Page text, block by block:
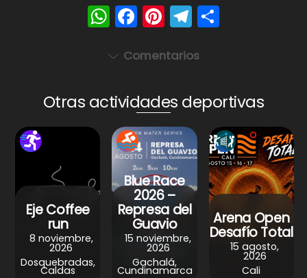
W
h
a
A
p
p
F
a
c
b
o
o
k
Pi
nt
er
st
T
el
e
a
m
Comentarios
Otras actividades deportivas
Eje Coffee
run
8 noviembre,
2026
Dosquebradas,
Caldas
Blue Race
2026 –
Represa del
Guavio
15 noviembre,
2026
Gachalá,
Cundinamarca
Arena Open
Desafío Total
15 agosto,
2026
Cali